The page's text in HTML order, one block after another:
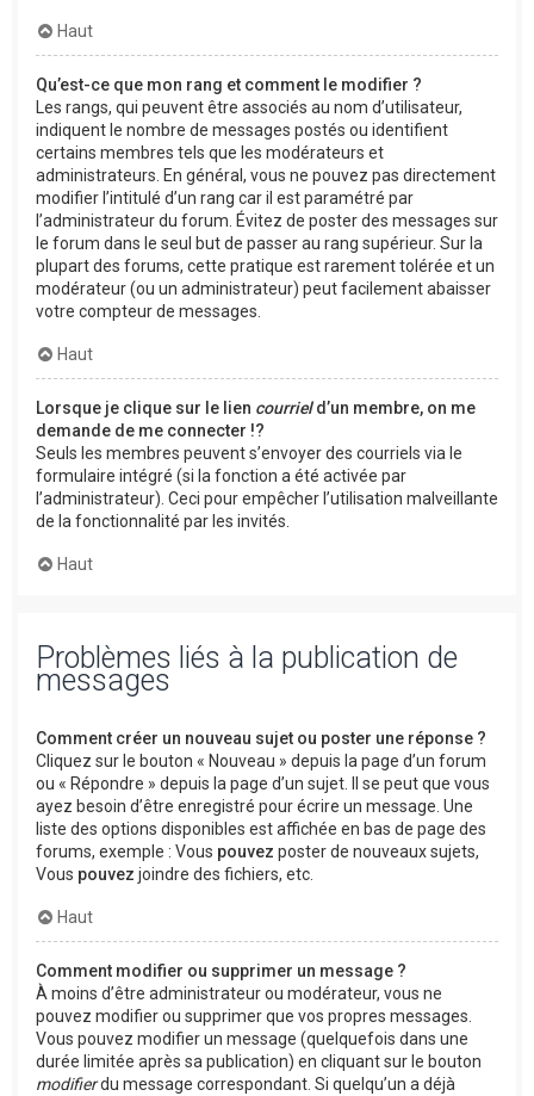
Haut
Qu’est-ce que mon rang et comment le modifier ?
Les rangs, qui peuvent être associés au nom d’utilisateur,
indiquent le nombre de messages postés ou identifient
certains membres tels que les modérateurs et
administrateurs. En général, vous ne pouvez pas directement
modifier l’intitulé d’un rang car il est paramétré par
l’administrateur du forum. Évitez de poster des messages sur
le forum dans le seul but de passer au rang supérieur. Sur la
plupart des forums, cette pratique est rarement tolérée et un
modérateur (ou un administrateur) peut facilement abaisser
votre compteur de messages.
Haut
Lorsque je clique sur le lien courrield’un membre, on me
demande de me connecter !?
Seuls les membres peuvent s’envoyer des courriels via le
formulaire intégré (si la fonction a été activée par
l’administrateur). Ceci pour empêcher l’utilisation malveillante
de la fonctionnalité par les invités.
Haut
Problèmes liés à la publication de
messages
Comment créer un nouveau sujet ou poster une réponse ?
Cliquez sur le bouton « Nouveau » depuis la page d’un forum
ou « Répondre » depuis la page d’un sujet. Il se peut que vous
ayez besoin d’être enregistré pour écrire un message. Une
liste des options disponibles est affichée en bas de page des
forums, exemple : Vous pouvez poster de nouveaux sujets,
Vous pouvez joindre des fichiers, etc.
Haut
Comment modifier ou supprimer un message ?
À moins d’être administrateur ou modérateur, vous ne
pouvez modifier ou supprimer que vos propres messages.
Vous pouvez modifier un message (quelquefois dans une
durée limitée après sa publication) en cliquant sur le bouton
modifierdu message correspondant. Si quelqu’un a déjà